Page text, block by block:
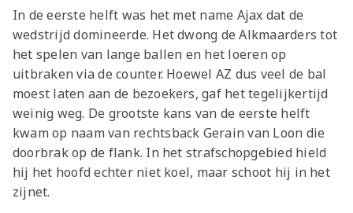
In de eerste helft was het met name Ajax dat de
wedstrijd domineerde. Het dwong de Alkmaarders tot
het spelen van lange ballen en het loeren op
uitbraken via de counter. Hoewel AZ dus veel de bal
moest laten aan de bezoekers, gaf het tegelijkertijd
weinig weg. De grootste kans van de eerste helft
kwam op naam van rechtsback Gerain van Loon die
doorbrak op de flank. In het strafschopgebied hield
hij het hoofd echter niet koel, maar schoot hij in het
zijnet.